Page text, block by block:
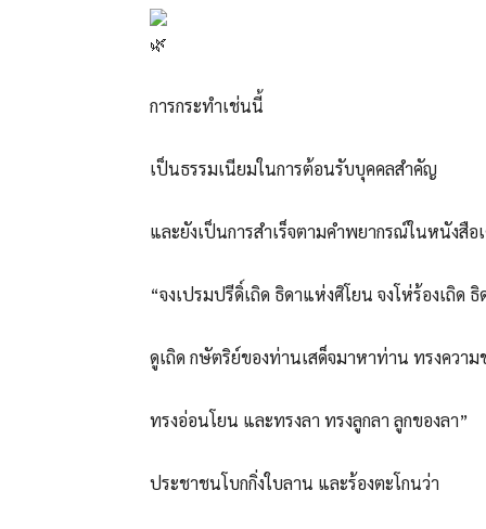
การกระทำเช่นนี้
เป็นธรรมเนียมในการต้อนรับบุคคลสำคัญ
และยังเป็นการสำเร็จตามคำพยากรณ์ในหนังสือ
“จงเปรมปรีดิ์เถิด ธิดาแห่งศิโยน จงโห่ร้องเถิด
ดูเถิด กษัตริย์ของท่านเสด็จมาหาท่าน ทรงควา
ทรงอ่อนโยน และทรงลา ทรงลูกลา ลูกของลา”
ประชาชนโบกกิ่งใบลาน และร้องตะโกนว่า